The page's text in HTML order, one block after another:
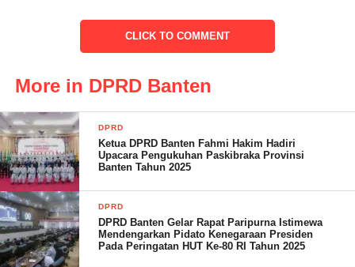
untuk masyarakat Banten khususnya generasi muda agar
terbebas dari penyakit tersebut,” ucapnya.
HIV/Aids dapat secara masif menanggulangi penyebaran
penyakit tersebut.
“Mudah-mudahan penanggulangan HIV/Aids di Provinsi
Banten dapat dilakukan secara masif dan Komisi V juga akan
turut mendorong anggaran untuk program penanggulangan
tersebut,” tuturnya. (Red)
Post Views:
CLICK TO COMMENT
More in DPRD Banten
DPRD
Ketua DPRD Banten Fahmi Hakim Hadiri
Upacara Pengukuhan Paskibraka Provinsi
Banten Tahun 2025
DPRD
DPRD Banten Gelar Rapat Paripurna Istimewa
Mendengarkan Pidato Kenegaraan Presiden
Pada Peringatan HUT Ke-80 RI Tahun 2025